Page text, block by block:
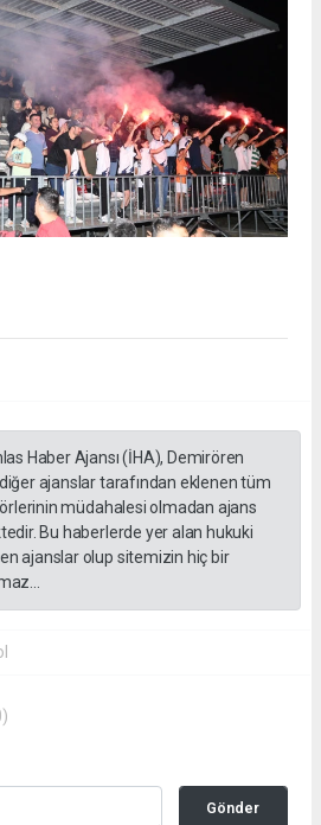
Haber Ajansı (İHA), Demirören
ajanslar tarafından eklenen tüm
müdahalesi olmadan ajans
Bu haberlerde yer alan hukuki
ajanslar olup sitemizin hiç bir
Gönder